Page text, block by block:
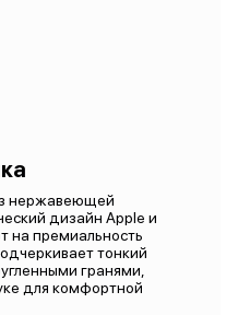
нержавеющей
дизайн Apple и
на премиальность
тонкий
гранями,
для комфортной